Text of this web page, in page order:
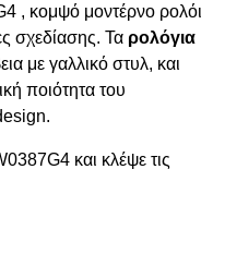
, κομψό μοντέρνο ρολόι
σχεδίασης. Τα ρολόγια
με γαλλικό στυλ, και
ποιότητα του
και κλέψε τις